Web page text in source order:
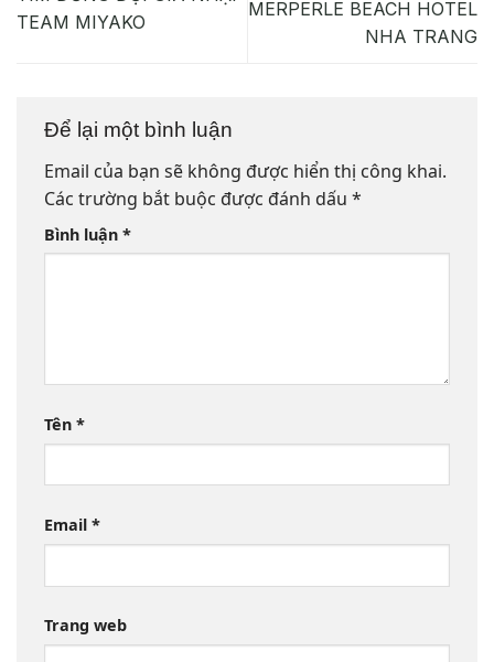
TEAM MIYAKO
MERPERLE BEACH HOTEL
NHA TRANG
Để lại một bình luận
Email của bạn sẽ không được hiển thị công khai.
Các trường bắt buộc được đánh dấu *
Bình luận *
Tên *
Email *
Trang web